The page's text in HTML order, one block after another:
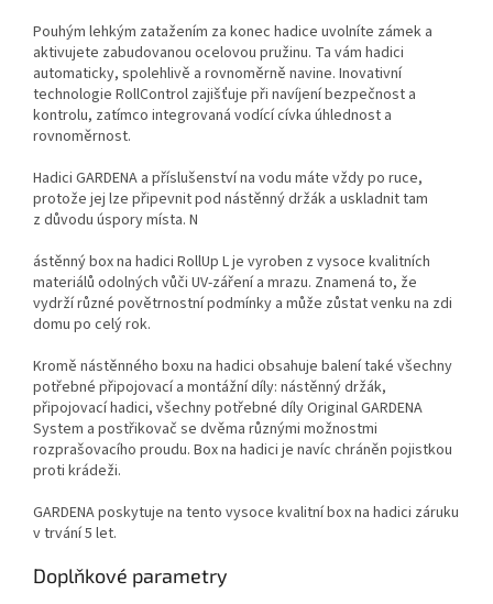
Pouhým lehkým zatažením za konec hadice uvolníte zámek a
aktivujete zabudovanou ocelovou pružinu. Ta vám hadici
automaticky, spolehlivě a rovnoměrně navine. Inovativní
technologie RollControl zajišťuje při navíjení bezpečnost a
kontrolu, zatímco integrovaná vodící cívka úhlednost a
rovnoměrnost.
Hadici GARDENA a příslušenství na vodu máte vždy po ruce,
protože jej lze připevnit pod nástěnný držák a uskladnit tam
z důvodu úspory místa. N
ástěnný box na hadici RollUp L je vyroben z vysoce kvalitních
materiálů odolných vůči UV-záření a mrazu. Znamená to, že
vydrží různé povětrnostní podmínky a může zůstat venku na zdi
domu po celý rok.
Kromě nástěnného boxu na hadici obsahuje balení také všechny
potřebné připojovací a montážní díly: nástěnný držák,
připojovací hadici, všechny potřebné díly Original GARDENA
System a postřikovač se dvěma různými možnostmi
rozprašovacího proudu. Box na hadici je navíc chráněn pojistkou
proti krádeži.
GARDENA poskytuje na tento vysoce kvalitní box na hadici záruku
v trvání 5 let.
Doplňkové parametry